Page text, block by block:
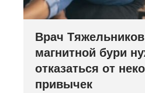
Врач
магнитной бури
отказаться от
привычек